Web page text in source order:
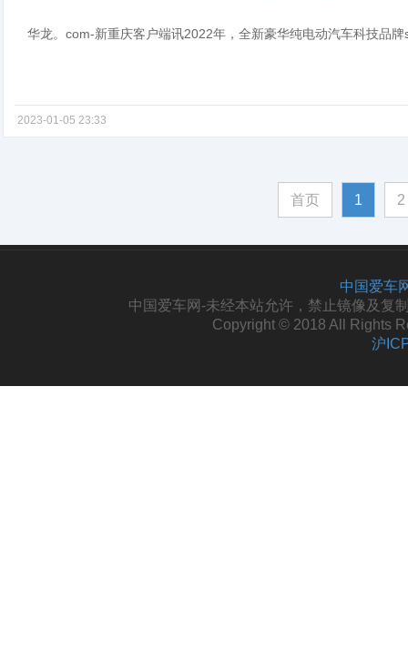
2023-01-05 23:33
首页 1 2
中国爱车
中国爱车网-未经本站允许，禁止镜像及复
Copyright © 2018 All Rights
沪